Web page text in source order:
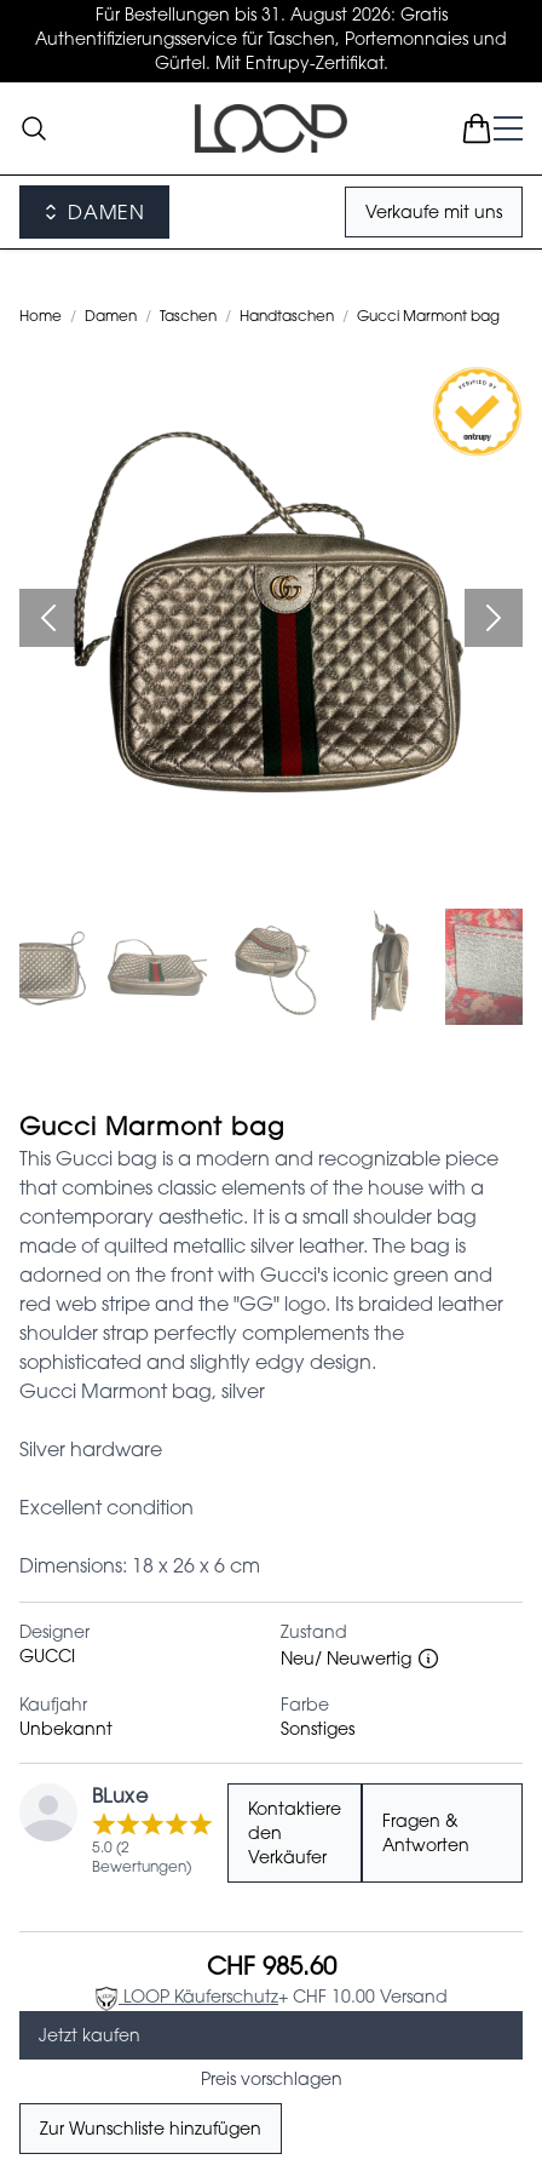
Für Bestellungen bis 31. August 2026: Gratis
Authentifizierungsservice für Taschen, Portemonnaies und
Gürtel. Mit Entrupy-Zertifikat.
DAMEN Verkaufe mit uns
Home / Damen / Taschen / Handtaschen / Gucci Marmont bag
Gucci Marmont bag
This Gucci bag is a modern and recognizable piece
that combines classic elements of the house with a
contemporary aesthetic. It is a small shoulder bag
made of quilted metallic silver leather. The bag is
adorned on the front with Gucci's iconic green and
red web stripe and the "GG" logo. Its braided leather
shoulder strap perfectly complements the
sophisticated and slightly edgy design.
Gucci Marmont bag, silver
Silver hardware
Excellent condition
Dimensions: 18 x 26 x 6 cm
Designer
GUCCI
Zustand
Neu/ Neuwertig
Kaufjahr
Unbekannt
Farbe
Sonstiges
BLuxe
5.0 (2
Bewertungen)
Kontaktiere
den
Verkäufer
Fragen &
Antworten
CHF 985.60
LOOP Käuferschutz+ CHF 10.00 Versand
Jetzt kaufen
Preis vorschlagen
Zur Wunschliste hinzufügen